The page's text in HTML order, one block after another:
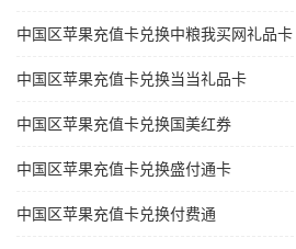
中国区苹果充值卡兑换中粮我买网礼品卡
中国区苹果充值卡兑换当当礼品卡
中国区苹果充值卡兑换国美红券
中国区苹果充值卡兑换盛付通卡
中国区苹果充值卡兑换付费通